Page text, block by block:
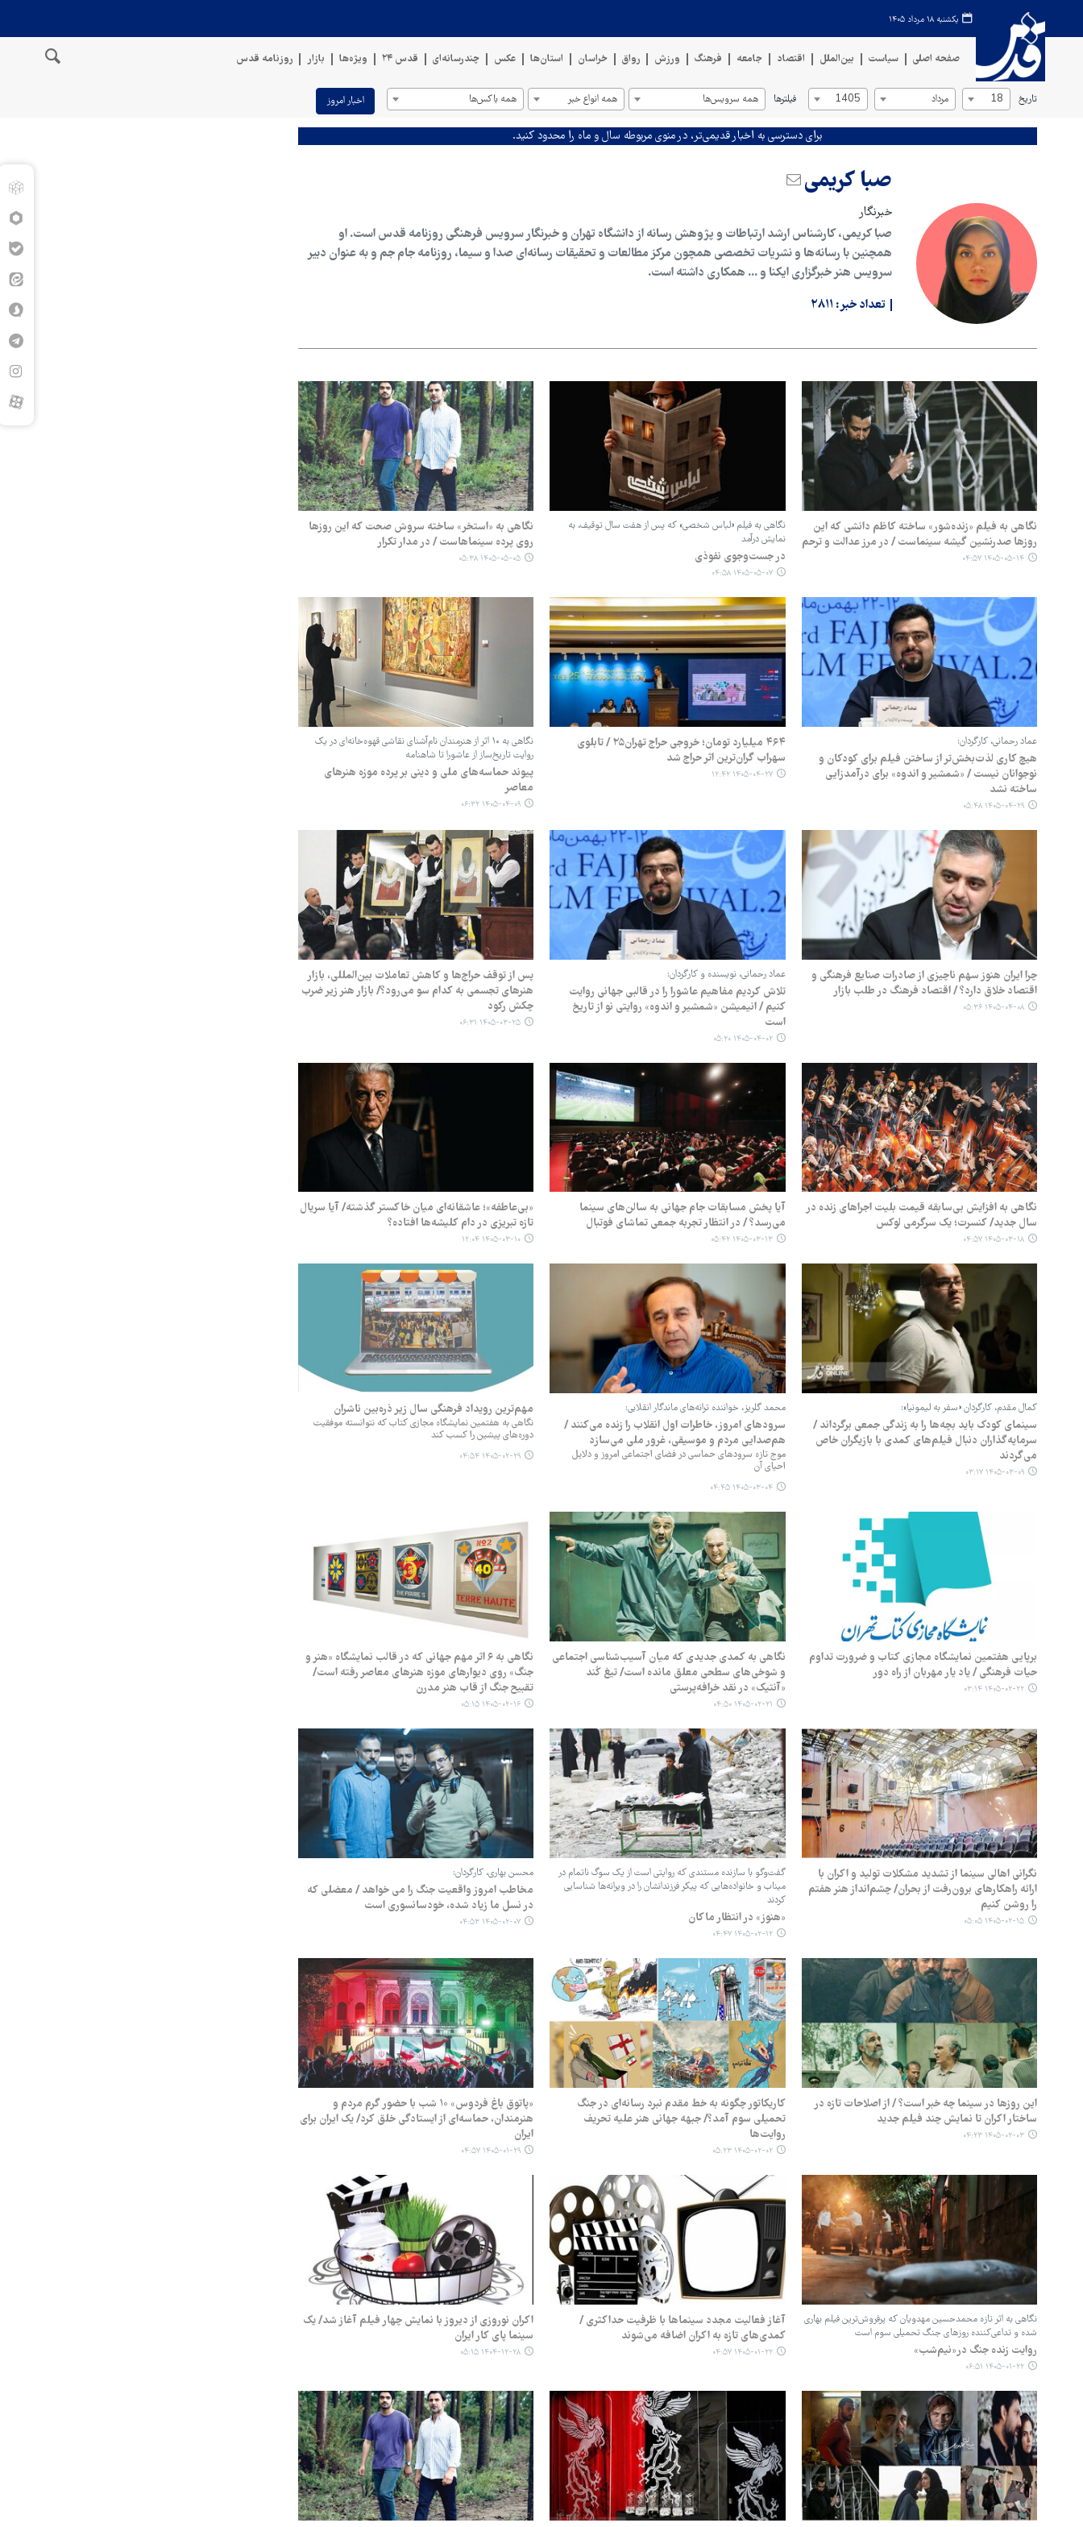
یکشنبه ۱۸ مرداد ۱۴۰۵
صفحه اصلی سیاست بین‌الملل اقتصاد جامعه فرهنگ ورزش رواق خراسان استان‌ها عکس چندرسانه‌ای قدس ۲۴ ویژه‌ها بازار روزنامه قدس
تاریخ 18 مرداد 1405 فیلترها همه سرویس‌ها همه انواع خبر همه باکس‌ها اخبار امروز
برای دسترسی به اخبار قدیمی‌تر، در منوی مربوطه سال و ماه را محدود کنید.
صبا کریمی
خبرنگار
صبا کریمی، کارشناس ارشد ارتباطات و پژوهش رسانه از دانشگاه تهران و خبرنگار سرویس فرهنگی روزنامه قدس است. او
همچنین با رسانه‌ها و نشریات تخصصی همچون مرکز مطالعات و تحقیقات رسانه‌ای صدا و سیما، روزنامه جام جم و به عنوان دبیر
سرویس هنر خبرگزاری ایکنا و ... همکاری داشته است.
تعداد خبر: ۲۸۱۱
نگاهی به فیلم «زنده‌شور» ساخته کاظم دانشی که این
روزها صدرنشین گیشه سینماست / در مرز عدالت و ترحم
۱۴۰۵-۰۵-۱۴ ۰۴:۵۷
نگاهی به فیلم «لباس شخصی» که پس از هفت سال توقیف، به
نمایش درآمد
در جست‌وجوی نفوذی
۱۴۰۵-۰۵-۰۷ ۰۴:۵۸
نگاهی به «استخر» ساخته سروش صحت که این روزها
روی پرده سینماهاست / در مدار تکرار
۱۴۰۵-۰۵-۰۵ ۰۵:۳۸
عماد رحمانی، کارگردان:
هیچ کاری لذت‌بخش‌تر از ساختن فیلم برای کودکان و
نوجوانان نیست / «شمشیر و اندوه» برای درآمدزایی
ساخته نشد
۱۴۰۵-۰۴-۲۹ ۰۵:۴۸
۴۶۴ میلیارد تومان؛ خروجی حراج تهران۲۵ / تابلوی
سهراب گران‌ترین اثر حراج شد
۱۴۰۵-۰۴-۲۷ ۱۲:۴۲
نگاهی به ۱۰ اثر از هنرمندان نام‌آشنای نقاشی قهوه‌خانه‌ای در یک
روایت تاریخ‌ساز از عاشورا تا شاهنامه
پیوند حماسه‌های ملی و دینی بر پرده‌ موزه هنرهای
معاصر
۱۴۰۵-۰۴-۰۹ ۰۶:۳۲
چرا ایران هنوز سهم ناچیزی از صادرات صنایع فرهنگی و
اقتصاد خلاق دارد؟ / اقتصاد فرهنگ در طلب بازار
۱۴۰۵-۰۴-۰۸ ۰۵:۳۶
عماد رحمانی، نویسنده و کارگردان:
تلاش کردیم مفاهیم عاشورا را در قالبی جهانی روایت
کنیم / انیمیشن «شمشیر و اندوه» روایتی نو از تاریخ
است
۱۴۰۵-۰۴-۰۲ ۰۵:۲۰
پس از توقف حراج‌ها و کاهش تعاملات بین‌المللی، بازار
هنرهای تجسمی به کدام سو می‌رود؟/ بازار هنر زیر ضرب
چکش رکود
۱۴۰۵-۰۳-۲۵ ۰۶:۳۱
نگاهی به افزایش بی‌سابقه قیمت بلیت اجراهای زنده در
سال جدید/ کنسرت؛ یک سرگرمی لوکس
۱۴۰۵-۰۳-۱۸ ۰۴:۵۷
آیا پخش مسابقات جام جهانی به سالن‌های سینما
می‌رسد؟ / در انتظار تجربه جمعی تماشای فوتبال
۱۴۰۵-۰۳-۱۳ ۰۵:۴۲
«بی‌عاطفه»؛ عاشقانه‌ای میان خاکستر گذشته/ آیا سریال
تازه تبریزی در دام کلیشه‌ها افتاده؟
۱۴۰۵-۰۳-۱۰ ۱۲:۰۴
کمال مقدم، کارگردان «سفر به لیمونیا»:
سینمای کودک باید بچه‌ها را به زندگی جمعی برگرداند /
سرمایه‌گذاران دنبال فیلم‌های کمدی با بازیگران خاص
می‌گردند
۱۴۰۵-۰۳-۰۹ ۰۳:۱۷
محمد گلریز، خواننده ترانه‌های ماندگار انقلابی:
سرودهای امروز، خاطرات اول انقلاب را زنده می‌کنند /
هم‌صدایی مردم و موسیقی، غرور ملی می‌سازد
موج تازه سرودهای حماسی در فضای اجتماعی امروز و دلایل
احیای آن
۱۴۰۵-۰۳-۰۴ ۰۴:۴۵
مهم‌ترین رویداد فرهنگی سال زیر ذره‌بین ناشران
نگاهی به هفتمین نمایشگاه مجازی کتاب که نتوانسته موفقیت
دوره‌های پیشین را کسب کند
۱۴۰۵-۰۲-۲۹ ۰۴:۵۴
برپایی هفتمین نمایشگاه مجازی کتاب و ضرورت تداوم
حیات فرهنگی / یاد یار مهربان از راه دور
۱۴۰۵-۰۲-۲۲ ۰۳:۱۴
نگاهی به کمدی جدیدی که میان آسیب‌شناسی اجتماعی
و شوخی‌های سطحی معلق مانده است/ تیغ کُند
«آنتیک» در نقد خرافه‌پرستی
۱۴۰۵-۰۲-۲۱ ۰۴:۵۰
نگاهی به ۶ اثر مهم جهانی که در قالب نمایشگاه «هنر و
جنگ» روی دیوارهای موزه هنرهای معاصر رفته است/
تقبیح جنگ از قاب هنر مدرن
۱۴۰۵-۰۲-۱۶ ۰۵:۱۵
نگرانی اهالی سینما از تشدید مشکلات تولید و اکران با
ارائه راهکارهای برون‌رفت از بحران/ چشم‌انداز هنر هفتم
را روشن کنیم
۱۴۰۵-۰۲-۱۵ ۰۵:۰۵
گفت‌وگو با سازنده مستندی که روایتی است از یک سوگ ناتمام در
میناب و خانواده‌هایی که پیکر فرزندانشان را در ویرانه‌ها شناسایی
کردند
«هنوز» در انتظار ماکان
۱۴۰۵-۰۲-۱۲ ۰۴:۴۷
محسن بهاری، کارگردان:
مخاطب امروز واقعیت جنگ را می خواهد / معضلی که
در نسل ما زیاد شده، خودسانسوری است
۱۴۰۵-۰۲-۰۷ ۰۴:۵۳
این روزها در سینما چه خبر است؟ / از اصلاحات تازه در
ساختار اکران تا نمایش چند فیلم جدید
۱۴۰۵-۰۲-۰۳ ۰۴:۲۳
کاریکاتور چگونه به خط مقدم نبرد رسانه‌ای در جنگ
تحمیلی سوم آمد؟/ جبهه جهانی هنر علیه تحریف
روایت‌ها
۱۴۰۵-۰۲-۰۲ ۰۵:۲۳
«پاتوق باغ فردوس» ۱۰ شب با حضور گرم مردم و
هنرمندان، حماسه‌ای از ایستادگی خلق کرد/ یک ایران برای
ایران
۱۴۰۵-۰۱-۲۹ ۰۴:۵۷
نگاهی به اثر تازه محمدحسین مهدویان که پرفروش‌ترین فیلم بهاری
شده و تداعی‌کننده روزهای جنگ تحمیلی سوم است
روایت زنده جنگ در«نیم‌شب»
۱۴۰۵-۰۱-۲۲ ۰۶:۵۱
آغاز فعالیت مجدد سینماها با ظرفیت حداکثری /
کمدی‌های تازه به اکران اضافه می‌شوند
۱۴۰۵-۰۱-۲۲ ۰۴:۵۷
اکران نوروزی از دیروز با نمایش چهار فیلم آغاز شد/ یک
سینما پای کار ایران
۱۴۰۴-۱۲-۲۸ ۰۵:۱۵